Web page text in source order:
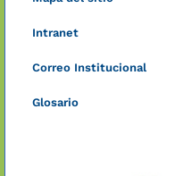
Intranet
Correo Institucional
Glosario